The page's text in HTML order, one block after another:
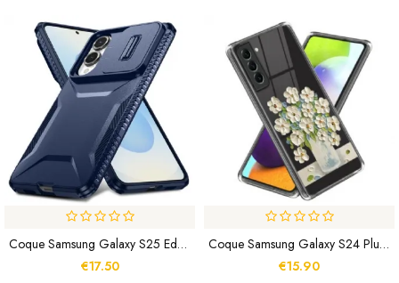
Coque Samsung Galaxy S25 Edge Robuste Effet Métal
€17.50
Coque Samsung Galaxy S24 Plus 5G Peinture Fleurs Blanches
€15.90